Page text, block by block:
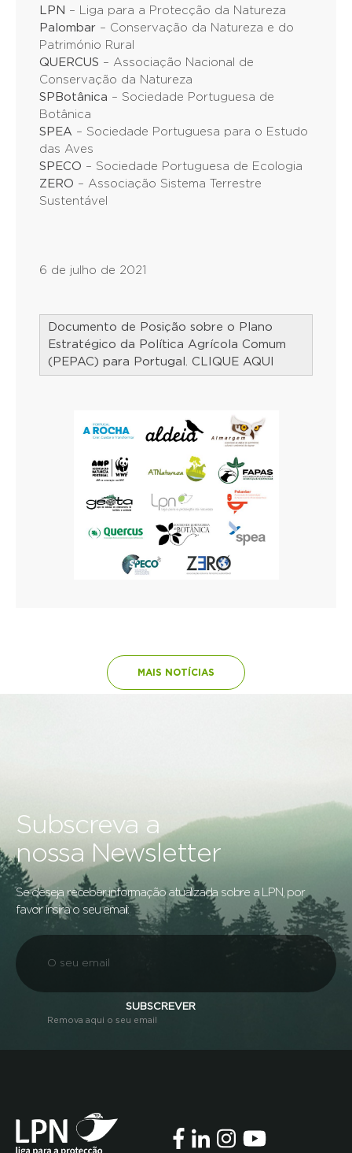
LPN – Liga para a Protecção da Natureza
Palombar – Conservação da Natureza e do
Património Rural
QUERCUS – Associação Nacional de
Conservação da Natureza
SPBotânica – Sociedade Portuguesa de
Botânica
SPEA – Sociedade Portuguesa para o Estudo
das Aves
SPECO – Sociedade Portuguesa de Ecologia
ZERO – Associação Sistema Terrestre
Sustentável
6 de julho de 2021
Documento de Posição sobre o Plano
Estratégico da Política Agrícola Comum
(PEPAC) para Portugal. CLIQUE AQUI
MAIS NOTÍCIAS
Subscreva a
nossa Newsletter
Se deseja receber informação atualizada sobre a LPN, por
favor insira o seu email:
SUBSCREVER
Remova aqui o seu email